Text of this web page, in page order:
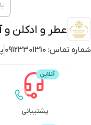
عطر و ادکلن و
شماره تماس: 09123301310
پشتیبانی